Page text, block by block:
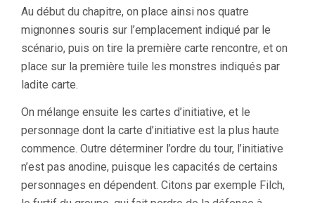
Au début du chapitre, on place ainsi nos quatre
mignonnes souris sur l’emplacement indiqué par le
scénario, puis on tire la première carte rencontre, et on
place sur la première tuile les monstres indiqués par
ladite carte.
On mélange ensuite les cartes d’initiative, et le
personnage dont la carte d’initiative est la plus haute
commence. Outre déterminer l’ordre du tour, l’initiative
n’est pas anodine, puisque les capacités de certains
personnages en dépendent. Citons par exemple Filch,